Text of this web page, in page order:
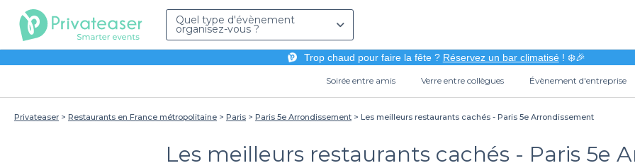
Quel type d'évènement
organisez-vous ?
Trop chaud pour faire la fête ? Réservez un bar climatisé! ❄️🎉
Soirée entre amis Verre entre collègues Évènement d'entreprise
Privateaser Restaurants en France métropolitaine Paris Paris 5e Arrondissement Les meilleurs restaurants cachés - Paris 5e Arrondissement
Les meilleurs restaurants cachés - Paris 5e